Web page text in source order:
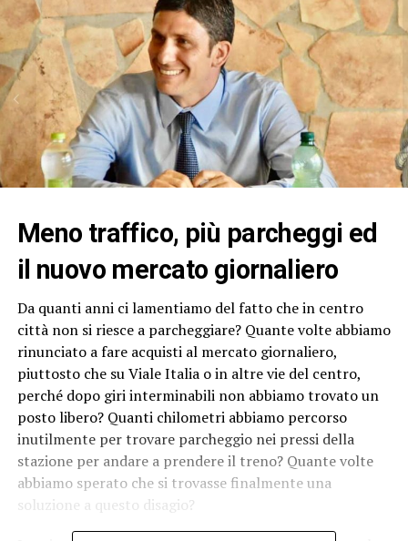
Meno traffico, più parcheggi ed
il nuovo mercato giornaliero
Da quanti anni ci lamentiamo del fatto che in centro
città non si riesce a parcheggiare? Quante volte abbiamo
rinunciato a fare acquisti al mercato giornaliero,
piuttosto che su Viale Italia o in altre vie del centro,
perché dopo giri interminabili non abbiamo trovato un
posto libero? Quanti chilometri abbiamo percorso
inutilmente per trovare parcheggio nei pressi della
stazione per andare a prendere il treno? Quante volte
abbiamo sperato che si trovasse finalmente una
soluzione a questo disagio?